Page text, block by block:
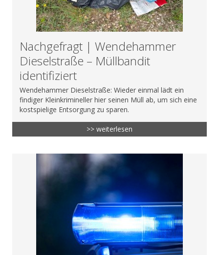
Nachgefragt | Wendehammer
Dieselstraße – Müllbandit
identifiziert
Wendehammer Dieselstraße: Wieder einmal lädt ein
findiger Kleinkrimineller hier seinen Müll ab, um sich eine
kostspielige Entsorgung zu sparen.
>> weiterlesen